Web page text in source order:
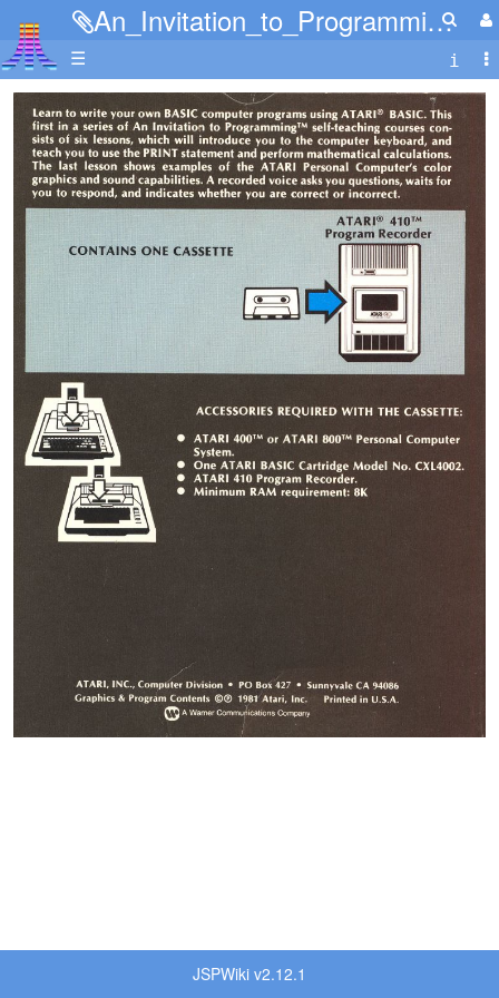
An_Invitation_to_Programming_1-2.jpg
☰
JSPWiki v2.12.1